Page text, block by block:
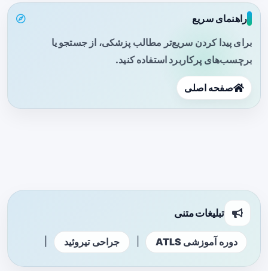
راهنمای سریع
برای پیدا کردن سریع‌تر مطالب پزشکی، از جستجو یا
برچسب‌های پرکاربرد استفاده کنید.
صفحه اصلی
تبلیغات متنی
دوره آموزشی ATLS جراحی تیروئید